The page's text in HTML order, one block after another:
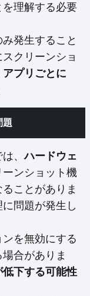
を理解する必要
発生すること
クリーンショ
アプリごとに
題
は、ハードウェ
ーンショット機
ことがありま
問題が発生し
を無効にする
合がありま
下する可能性